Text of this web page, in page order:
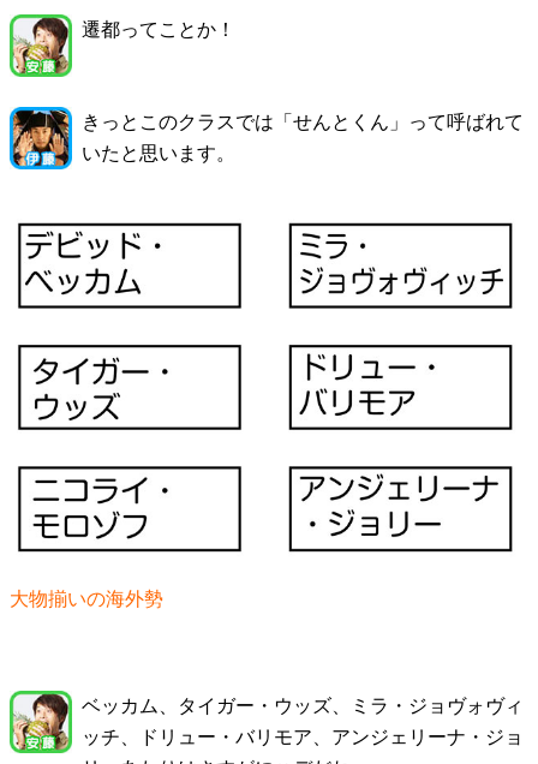
遷都ってことか！
きっとこのクラスでは「せんとくん」って呼ばれて
いたと思います。
大物揃いの海外勢
ベッカム、タイガー・ウッズ、ミラ・ジョヴォヴィ
ッチ、ドリュー・バリモア、アンジェリーナ・ジョ